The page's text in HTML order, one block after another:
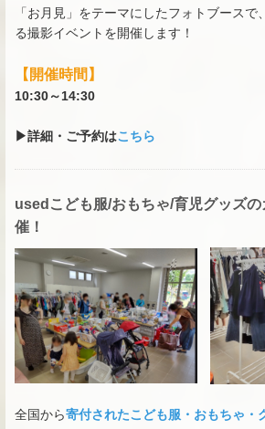
「お月見」をテーマにしたフォトブースで
る撮影イベントを開催します！
【開催時間】
10:30～14:30
▶詳細・ご予約はこちら
usedこども服/おもちゃ/育児グッズの
催！
全国から寄付されたこども服・おもちゃ・